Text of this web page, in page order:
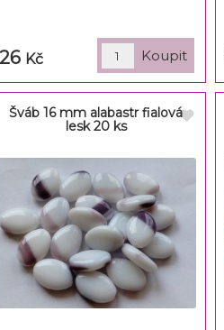
26 Kč
Šváb 16 mm alabastr fialová
lesk 20 ks